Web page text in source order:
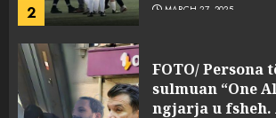
2 MARCH 27, 2025
FOTO/ Persona
sulmuan “One
ngjarja u fsheh.